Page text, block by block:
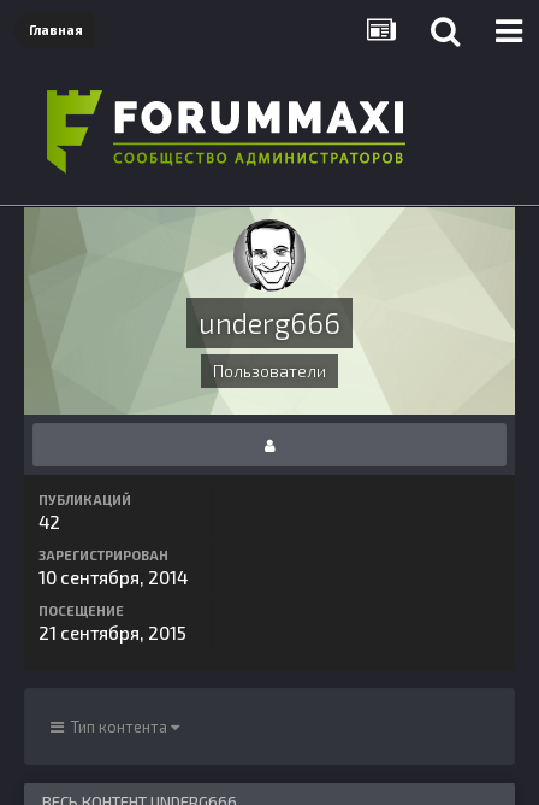
Главная
underg666
Пользователи
ПУБЛИКАЦИЙ
42
ЗАРЕГИСТРИРОВАН
10 сентября, 2014
ПОСЕЩЕНИЕ
21 сентября, 2015
Тип контента